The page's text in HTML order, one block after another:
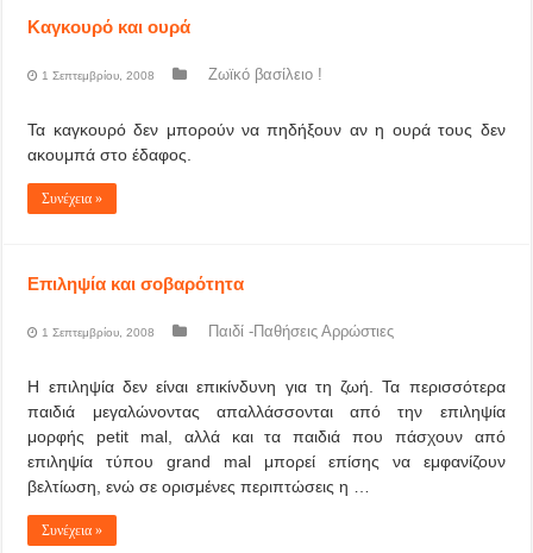
Καγκουρό και ουρά
1 Σεπτεμβρίου, 2008 Ζωϊκό βασίλειο !
Τα καγκουρό δεν μπορούν να πηδήξουν αν η ουρά τους δεν
ακουμπά στο έδαφος.
Συνέχεια »
Επιληψία και σοβαρότητα
1 Σεπτεμβρίου, 2008 Παιδί -Παθήσεις Αρρώστιες
Η επιληψία δεν είναι επικίνδυνη για τη ζωή. Τα περισσότερα
παιδιά μεγαλώνοντας απαλλάσσονται από την επιληψία
μορφής petit mal, αλλά και τα παιδιά που πάσχουν από
επιληψία τύπου grand mal μπορεί επίσης να εμφανίζουν
βελτίωση, ενώ σε ορισμένες περιπτώσεις η …
Συνέχεια »